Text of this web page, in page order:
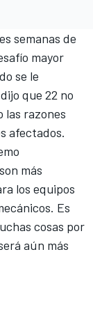
semanas de
mayor
se le
dijo que 22 no
las razones
afectados.
más
los equipos
Es
cosas por
aún más